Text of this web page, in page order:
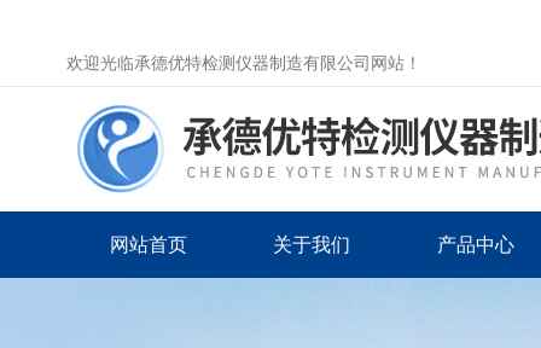
欢迎光临承德优特检测仪器制造有限公司网站！
网站首页 关于我们 产品中心